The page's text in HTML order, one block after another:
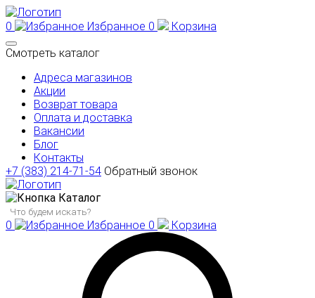
0 Избранное 0
Корзина
Смотреть каталог
Адреса магазинов
Акции
Возврат товара
Оплата и доставка
Вакансии
Блог
Контакты
+7 (383) 214-71-54 Обратный звонок
Каталог
0 Избранное 0 Корзина